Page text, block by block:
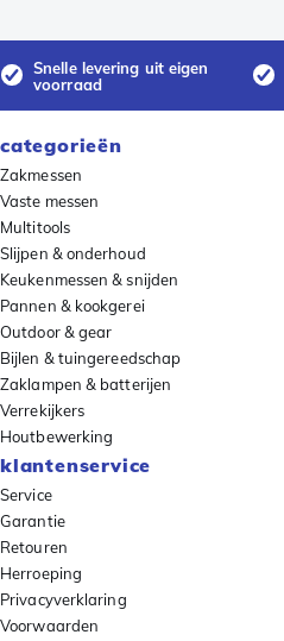
Snelle levering uit eigen
voorraad
categorieën
Zakmessen
Vaste messen
Multitools
Slijpen & onderhoud
Keukenmessen & snijden
Pannen & kookgerei
Outdoor & gear
Bijlen & tuingereedschap
Zaklampen & batterijen
Verrekijkers
Houtbewerking
klantenservice
Service
Garantie
Retouren
Herroeping
Privacyverklaring
Voorwaarden